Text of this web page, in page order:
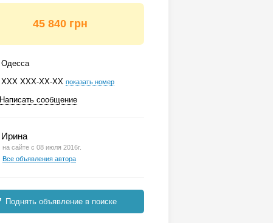
45 840 грн
Одесса
ХХХ ХХХ-ХХ-ХХ показать номер
Написать сообщение
Ирина
на сайте с 08 июля 2016г.
Все объявления автора
Поднять объявление в поиске